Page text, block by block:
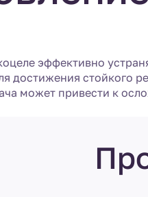
эффективно
стойкого
может привести к